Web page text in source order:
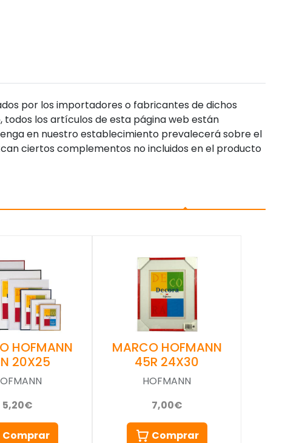
por los importadores o fabricantes de dichos
los artículos de esta página web están
en nuestro establecimiento prevalecerá sobre el
ciertos complementos no incluidos en el producto
HOFMANN
20X25
5,20€
Comprar
MARCO HOFMANN
45R 24X30
HOFMANN
7,00€
Comprar